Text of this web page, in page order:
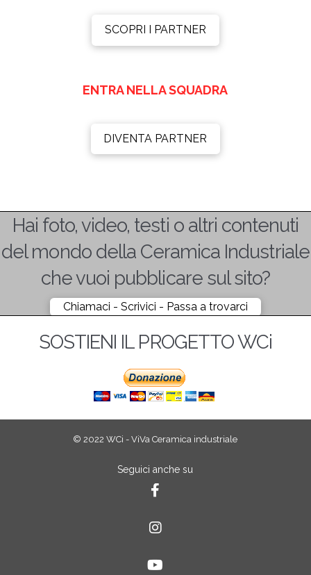
SCOPRI I PARTNER
ENTRA NELLA SQUADRA
DIVENTA PARTNER
Hai foto, video, testi o altri contenuti
del mondo della Ceramica Industriale
che vuoi pubblicare sul sito?
Chiamaci - Scrivici - Passa a trovarci
SOSTIENI IL PROGETTO WCi
© 2022 WCi - ViVa Ceramica industriale
Seguici anche su